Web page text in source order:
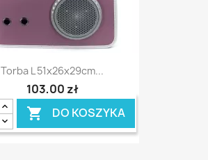
Torba L 51x26x29cm...
103,00 zł
 DO KOSZYKA